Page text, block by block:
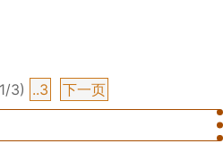
3) ..3
下一页